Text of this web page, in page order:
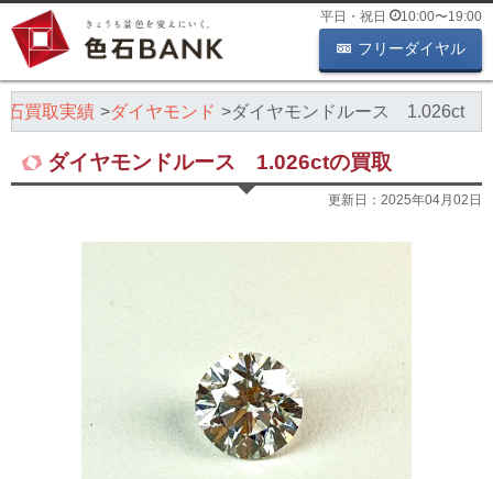
平日・祝日 10:00〜19:00
フリーダイヤル
石買取実績 ダイヤモンド ダイヤモンドルース 1.026ct
ダイヤモンドルース 1.026ctの買取
更新日： 2025年04月02日